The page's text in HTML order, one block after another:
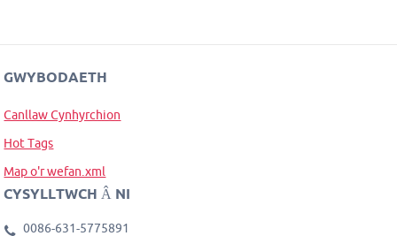
GWYBODAETH
Canllaw Cynhyrchion
Hot Tags
Map o'r wefan.xml
CYSYLLTWCH Â NI
0086-631-5775891